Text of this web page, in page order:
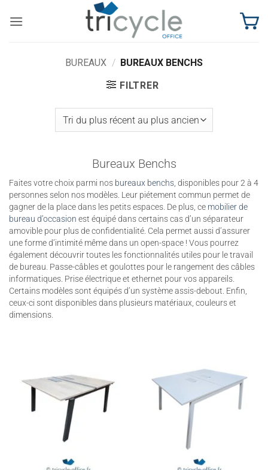
BUREAUX / BUREAUX BENCHS
FILTRER
Bureaux Benchs
Faites votre choix parmi nos bureaux benchs, disponibles pour 2 à 4
personnes selon nos modèles. Leur piétement commun permet de
gagner de la place dans les petits espaces. De plus, ce mobilier de
bureau d’occasion est équipé dans certains cas d’un séparateur
amovible pour plus de confidentialité. Cela permet aussi d’assurer
une forme d’intimité même dans un open-space ! Vous pourrez
également découvrir toutes les fonctionnalités utiles pour le travail
de bureau. Passe-câbles et goulottes pour le rangement des câbles
informatiques. Prise électrique et ethernet pour vos appareils.
Certains modèles sont équipés d’un système assis-debout. Enfin,
ceux-ci sont disponibles dans plusieurs matériaux, couleurs et
dimensions.